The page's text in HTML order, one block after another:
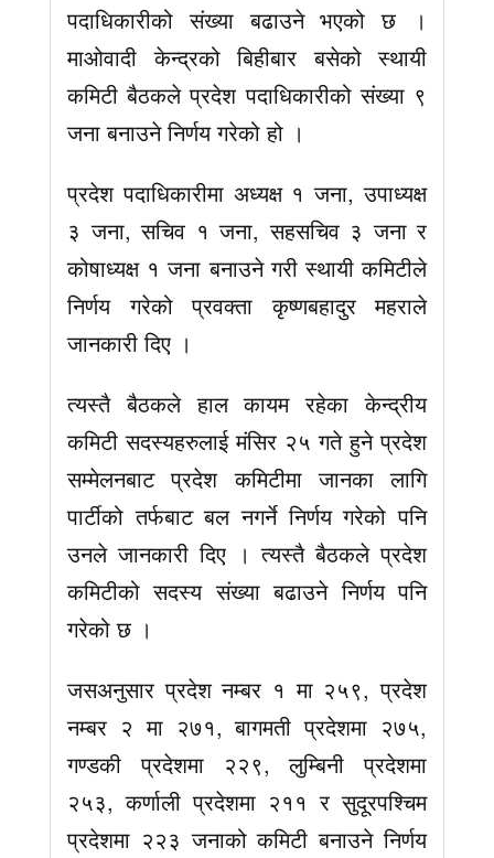
पदाधिकारीको संख्या बढाउने भएको छ ।
माओवादी केन्द्रको बिहीबार बसेको स्थायी
कमिटी बैठकले प्रदेश पदाधिकारीको संख्या ९
जना बनाउने निर्णय गरेको हो ।
प्रदेश पदाधिकारीमा अध्यक्ष १ जना, उपाध्यक्ष
३ जना, सचिव १ जना, सहसचिव ३ जना र
कोषाध्यक्ष १ जना बनाउने गरी स्थायी कमिटीले
निर्णय गरेको प्रवक्ता कृष्णबहादुर महराले
जानकारी दिए ।
त्यस्तै बैठकले हाल कायम रहेका केन्द्रीय
कमिटी सदस्यहरुलाई मंसिर २५ गते हुने प्रदेश
सम्मेलनबाट प्रदेश कमिटीमा जानका लागि
पार्टीको तर्फबाट बल नगर्ने निर्णय गरेको पनि
उनले जानकारी दिए । त्यस्तै बैठकले प्रदेश
कमिटीको सदस्य संख्या बढाउने निर्णय पनि
गरेको छ ।
जसअनुसार प्रदेश नम्बर १ मा २५९, प्रदेश
नम्बर २ मा २७१, बागमती प्रदेशमा २७५,
गण्डकी प्रदेशमा २२९, लुम्बिनी प्रदेशमा
२५३, कर्णाली प्रदेशमा २११ र सुदूरपश्चिम
प्रदेशमा २२३ जनाको कमिटी बनाउने निर्णय